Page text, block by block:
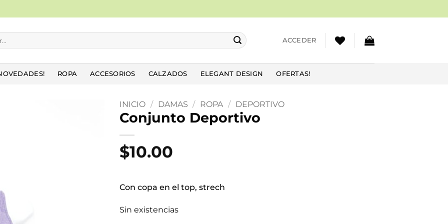
ACCEDER
ROPA ACCESORIOS CALZADOS ELEGANT DESIGN OFERTAS!
INICIO / DAMAS / ROPA / DEPORTIVO
Conjunto Deportivo
$10.00
Con copa en el top, strech
Sin existencias